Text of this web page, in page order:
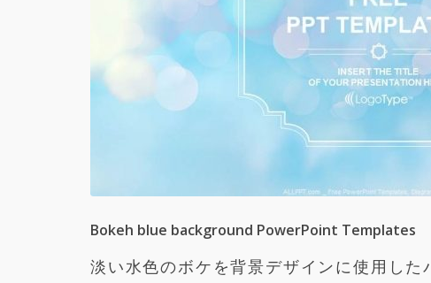
Bokeh blue background PowerPoint Templates
淡い水色のボケを背景デザインに使用した